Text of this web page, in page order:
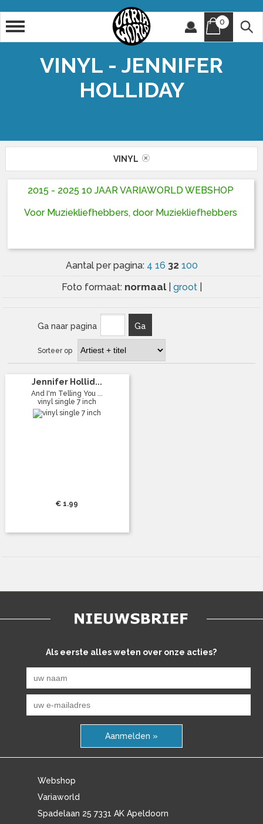
0
VINYL - JENNIFER
HOLLIDAY
VINYL
2015 - 2025 10 JAAR VARIAWORLD WEBSHOP
Voor Muziekliefhebbers, door Muziekliefhebbers
Aantal per pagina: 4 16 32 100
Foto formaat: normaal groot
Ga naar pagina Ga
Sorteer op
Jennifer Hollid...
And I'm Telling You ...
vinyl single 7 inch
€ 1.99
Als eerste alles weten over onze acties?
Aanmelden »
Webshop
Variaworld
Spadelaan 25 7331 AK Apeldoorn